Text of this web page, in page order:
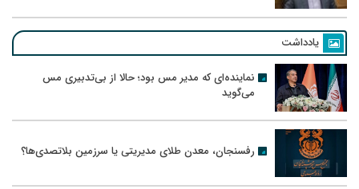
یادداشت
نماینده‌ای که مدیر مس بود؛ حالا از بی‌تدبیری مس
می‌گوید
رفسنجان، معدن طلای مدیریتی یا سرزمین بلاتصدی‌ها؟